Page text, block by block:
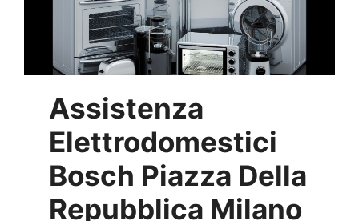
Assistenza
Elettrodomestici
Bosch Piazza Della
Repubblica Milano